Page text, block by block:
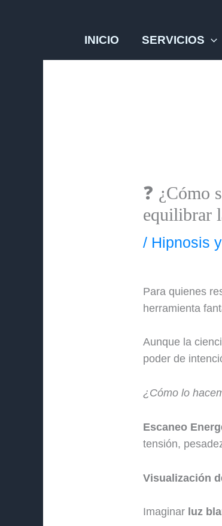
INICIO SERVICIOS
❓ ¿Cómo
equilibrar
/ Hipnosis
Para quienes
herramienta
Aunque la
poder de
¿Cómo lo
Escaneo
tensión,
Visualización
Imaginar luz